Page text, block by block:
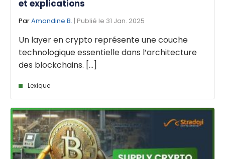
et explications
ParAmandine B. | Publié le 31 Jan. 2025
Un layer en crypto représente une couche
technologique essentielle dans l’architecture
des blockchains. [...]
Lexique